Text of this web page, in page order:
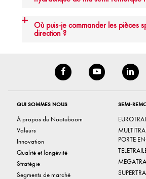
Où puis-je commander les pièces
direction ?
QUI SOMMES NOUS
À propos de Nooteboom
Valeurs
Innovation
Qualité et longévité
Stratégie
Segments de marché
SEMI-
PORTE